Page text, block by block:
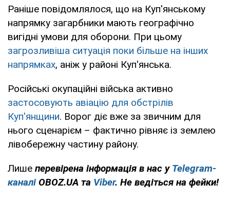
Раніше повідомлялося, що на Куп'янському
напрямку загарбники мають географічно
вигідні умови для оборони. При цьому
загрозливіша ситуація поки більше на інших
напрямках, аніж у районі Куп'янська.
Російські окупаційні війська активно
застосовують авіацію для обстрілів
Куп'янщини. Ворог діє вже за звичним для
нього сценарієм – фактично рівняє із землею
лівобережну частину району.
Лише перевірена інформація в нас у Telegram-
каналі OBOZ.UA та Viber. Не ведіться на фейки!